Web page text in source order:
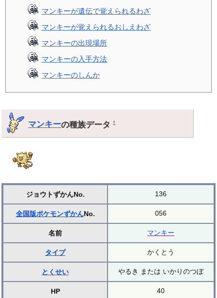
マンキーが遺伝で覚えられるわざ
マンキーが覚えられるおしえわざ
マンキーの出現場所
マンキーの入手方法
マンキーのしんか
マンキーの種族データ†
ジョウトずかんNo. 136
全国版ポケモンずかんNo. 056
名前 マンキー
タイプ かくとう
とくせい やるき または いかりのつぼ
HP 40